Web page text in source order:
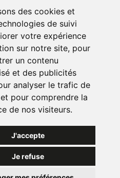
des cookies et
de suivi
votre expérience
sur notre site, pour
un contenu
et des publicités
analyser le trafic de
pour comprendre la
de nos visiteurs.
J'accepte
Je refuse
à 12h30
Abachra - APB 521704 - N°
700-592